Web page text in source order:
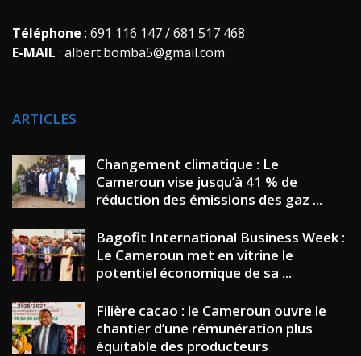
Téléphone : 691 116 147 / 681 517 468
E-MAIL : albert.bomba5@gmail.com
ARTICLES
Changement climatique : Le
Cameroun vise jusqu’à 41 % de
réduction des émissions des gaz ...
Bagofit International Business Week :
Le Cameroun met en vitrine le
potentiel économique de sa ...
Filière cacao : le Cameroun ouvre le
chantier d’une rémunération plus
équitable des producteurs